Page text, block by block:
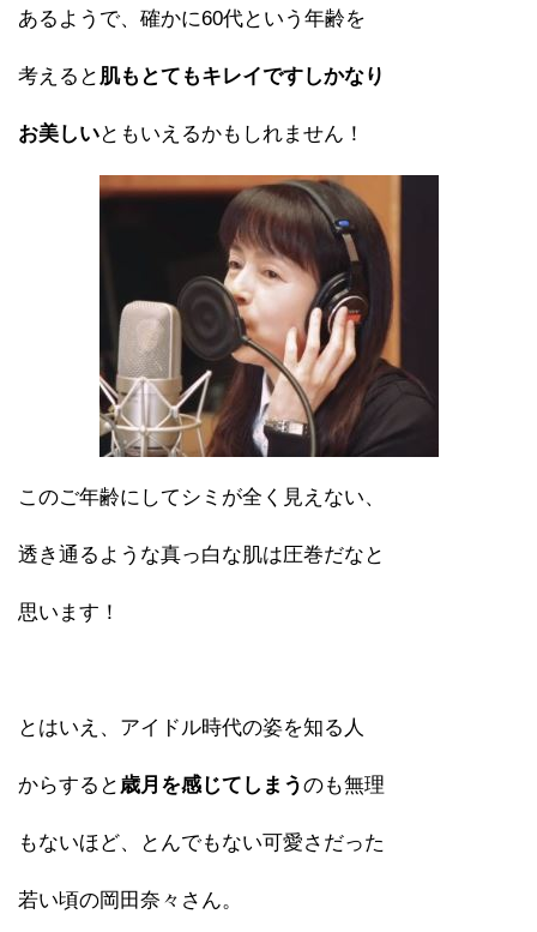
あるようで、確かに60代という年齢を
考えると 肌もとてもキレイですしかなり
お美しいともいえるかもしれません！
このご年齢にしてシミが全く見えない、
透き通るような真っ白な肌は圧巻だなと
思います！
とはいえ、アイドル時代の姿を知る人
からすると 歳月を感じてしまうのも無理
もないほど、とんでもない可愛さだった
若い頃の岡田奈々さん。